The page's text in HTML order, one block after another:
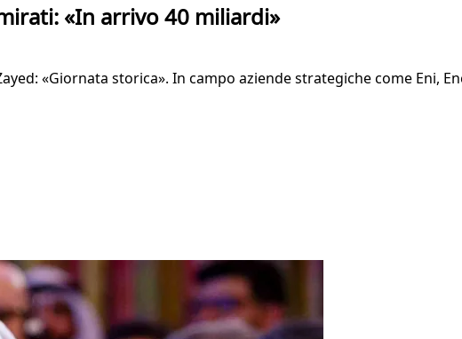
«In arrivo 40 miliardi»
«Giornata storica». In campo aziende strategiche come Eni,